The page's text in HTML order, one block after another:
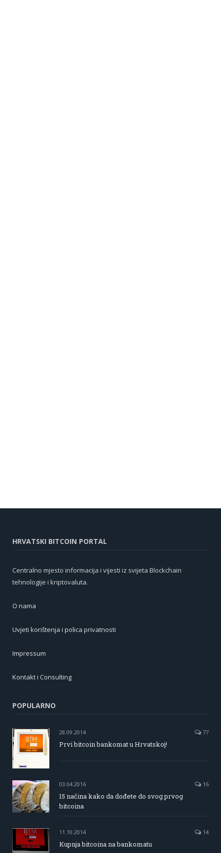
HRVATSKI BITCOIN PORTAL
Centralno mjesto informacija i vijesti iz svijeta Blockchain
tehnologije i kriptovaluta.
O nama
Uvjeti korištenja i polica privatnosti
Impressum
Kontakt i Consulting
POPULARNO
28.09.2014 77
Prvi bitcoin bankomat u Hrvatskoj!
03.04.2016 16
15 načina kako da dođete do svog prvog
bitcoina
11.10.2014 14
Kupnja bitcoina na bankomatu